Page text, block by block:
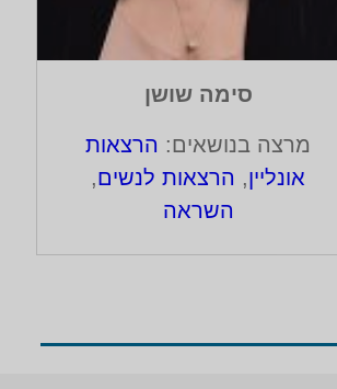
סימה שושן
מרצה בנושאים: הרצאות
אונליין, הרצאות לנשים,
השראה